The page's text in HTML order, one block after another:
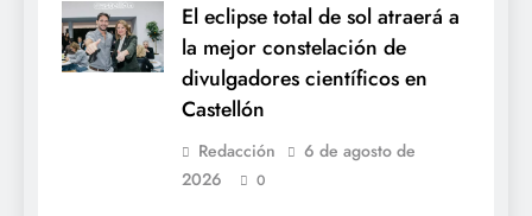
El eclipse total de sol atraerá a
la mejor constelación de
divulgadores científicos en
Castellón
Redacción
6 de agosto de
2026
0